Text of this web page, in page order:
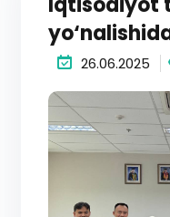
26.06.2025